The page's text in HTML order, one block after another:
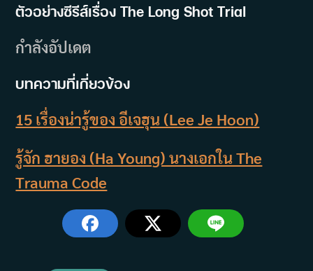
ตัวอย่างซีรีส์เรื่อง The Long Shot Trial
กำลังอัปเดต
บทความที่เกี่ยวข้อง
15 เรื่องน่ารู้ของ อีเจฮุน (Lee Je Hoon)
รู้จัก ฮายอง (Ha Young) นางเอกใน The
Trauma Code